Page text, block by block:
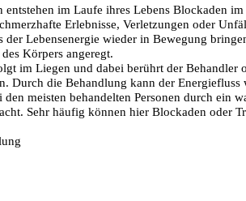
entstehen im Laufe ihres Lebens Blockaden
Erlebnisse, Verletzungen oder
der Lebensenergie wieder in Bewegung
Körpers angeregt.
im Liegen und dabei berührt der Behandler
Durch die Behandlung kann der
meisten behandelten Personen durch ein
Sehr häufig können hier Blockaden oder